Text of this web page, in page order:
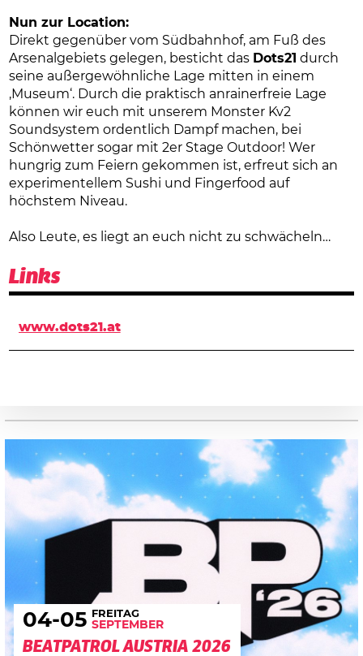
Nun zur Location:
Direkt gegenüber vom Südbahnhof, am Fuß des
Arsenalgebiets gelegen, besticht das Dots21 durch
seine außergewöhnliche Lage mitten in einem
‚Museum‘. Durch die praktisch anrainerfreie Lage
können wir euch mit unserem Monster Kv2
Soundsystem ordentlich Dampf machen, bei
Schönwetter sogar mit 2er Stage Outdoor! Wer
hungrig zum Feiern gekommen ist, erfreut sich an
experimentellem Sushi und Fingerfood auf
höchstem Niveau.
Also Leute, es liegt an euch nicht zu schwächeln…
Links
www.dots21.at
04-05 FREITAG
SEPTEMBER
BEATPATROL AUSTRIA 2026